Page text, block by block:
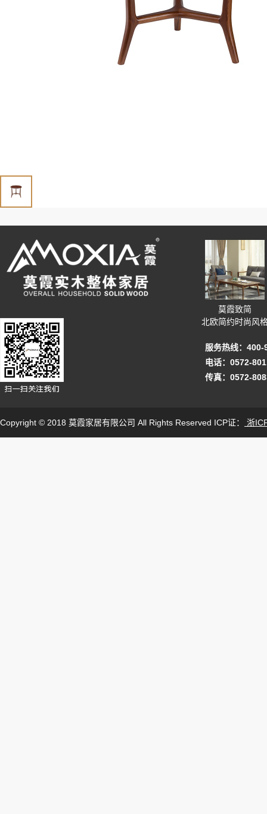
莫霞致简
北欧简约时尚风
服务热线：400-
电话：0572-
传真：0572-
Copyright © 2018 莫霞家居有限公司 All Rights Reserved ICP证： 浙